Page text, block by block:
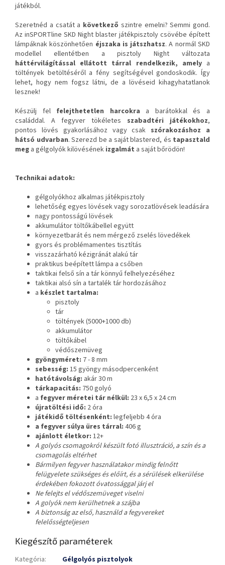
játékból.
Szeretnéd a csatát a következő szintre emelni? Semmi gond.
Az inSPORTline SKD Night blaster játékpisztoly csövébe épített
lámpáknak köszönhetően éjszaka is játszhatsz. A normál SKD
modellel ellentétben a pisztoly Night változata
háttérvilágítással ellátott tárral rendelkezik, amelya
töltények betöltéséről a fény segítségével gondoskodik. Így
lehet, hogy nem fogsz látni, de a lövéseid kihagyhatatlanok
lesznek!
Készülj fel felejthetetlen harcokra a barátokkal és a
családdal. A fegyver tökéletes szabadtéri játékokhoz,
pontos lövés gyakorlásához vagy csak szórakozáshoz a
hátsó udvarban. Szerezd be a saját blastered, és tapasztald
meg a gélgolyók kilövésének izgalmát a saját bőrödön!
Technikai adatok:
gélgolyókhoz alkalmas játékpisztoly
lehetőség egyes lövések vagy sorozatlövések leadására
nagy pontosságú lövések
akkumulátor töltőkábellel együtt
környezetbarát és nem mérgező zselés lövedékek
gyors és problémamentes tisztítás
visszazárható kézigránát alakú tár
praktikus beépített lámpa a csőben
taktikai felső sín a tár könnyű felhelyezéséhez
taktikai alsó sín a tartalék tár hordozásához
a készlet tartalma:
pisztoly
tár
töltények (5000+1000 db)
akkumulátor
töltőkábel
védőszemüveg
gyöngyméret: 7 - 8 mm
sebesség: 15 gyöngy másodpercenként
hatótávolság: akár 30 m
tárkapacitás: 750 golyó
a fegyver méretei tár nélkül: 23 x 6,5 x 24 cm
újratöltési idő: 2 óra
játékidő töltésenként: legfeljebb 4 óra
a fegyver súlya üres tárral: 406 g
ajánlott életkor: 12+
A golyós csomagokról készült fotó illusztráció, a szín és a
csomagolás eltérhet
Bármilyen fegyver használatakor mindig felnőtt
felügyelete szükséges és előírt, és a sérülések elkerülése
érdekében fokozott óvatossággal járj el
Ne felejts el védőszemüveget viselni
A golyók nem kerülhetnek a szájba
A biztonság az első, használd a fegyvereket
felelősségteljesen
Kiegészítő paraméterek
Kategória:
Gélgolyós pisztolyok